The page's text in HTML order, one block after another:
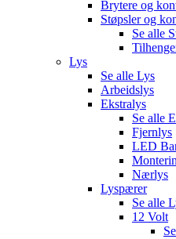
Brytere og
Støpsler og
Se alle
Lys
Se alle Lys
Arbeidslys
Ekstralys
Se alle
Fjernlys
LED
Nærlys
Lyspærer
Se alle
12 Volt